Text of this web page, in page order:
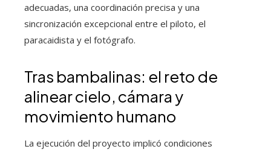
adecuadas, una coordinación precisa y una
sincronización excepcional entre el piloto, el
paracaidista y el fotógrafo.
Tras bambalinas: el reto de
alinear cielo, cámara y
movimiento humano
La ejecución del proyecto implicó condiciones